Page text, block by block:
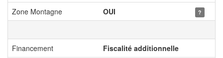
Zone Montagne
OUI ?
Financement
Fiscalité additionnelle